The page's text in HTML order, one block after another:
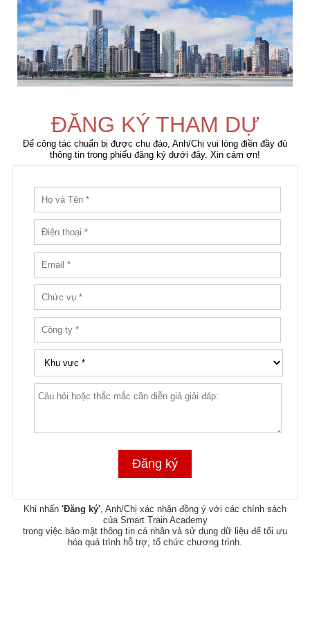
ĐĂNG KÝ THAM DỰ
Để công tác chuẩn bị được chu đáo, Anh/Chị vui lòng điền đầy đủ
thông tin trong phiếu đăng ký dưới đây. Xin cám ơn!
Khi nhấn 'Đăng ký' , Anh/Chị xác nhận đồng ý với các chính sách
của Smart Train Academy
trong việc bảo mật thông tin cá nhân và sử dụng dữ liệu để tối ưu
hóa quá trình hỗ trợ, tổ chức chương trình.